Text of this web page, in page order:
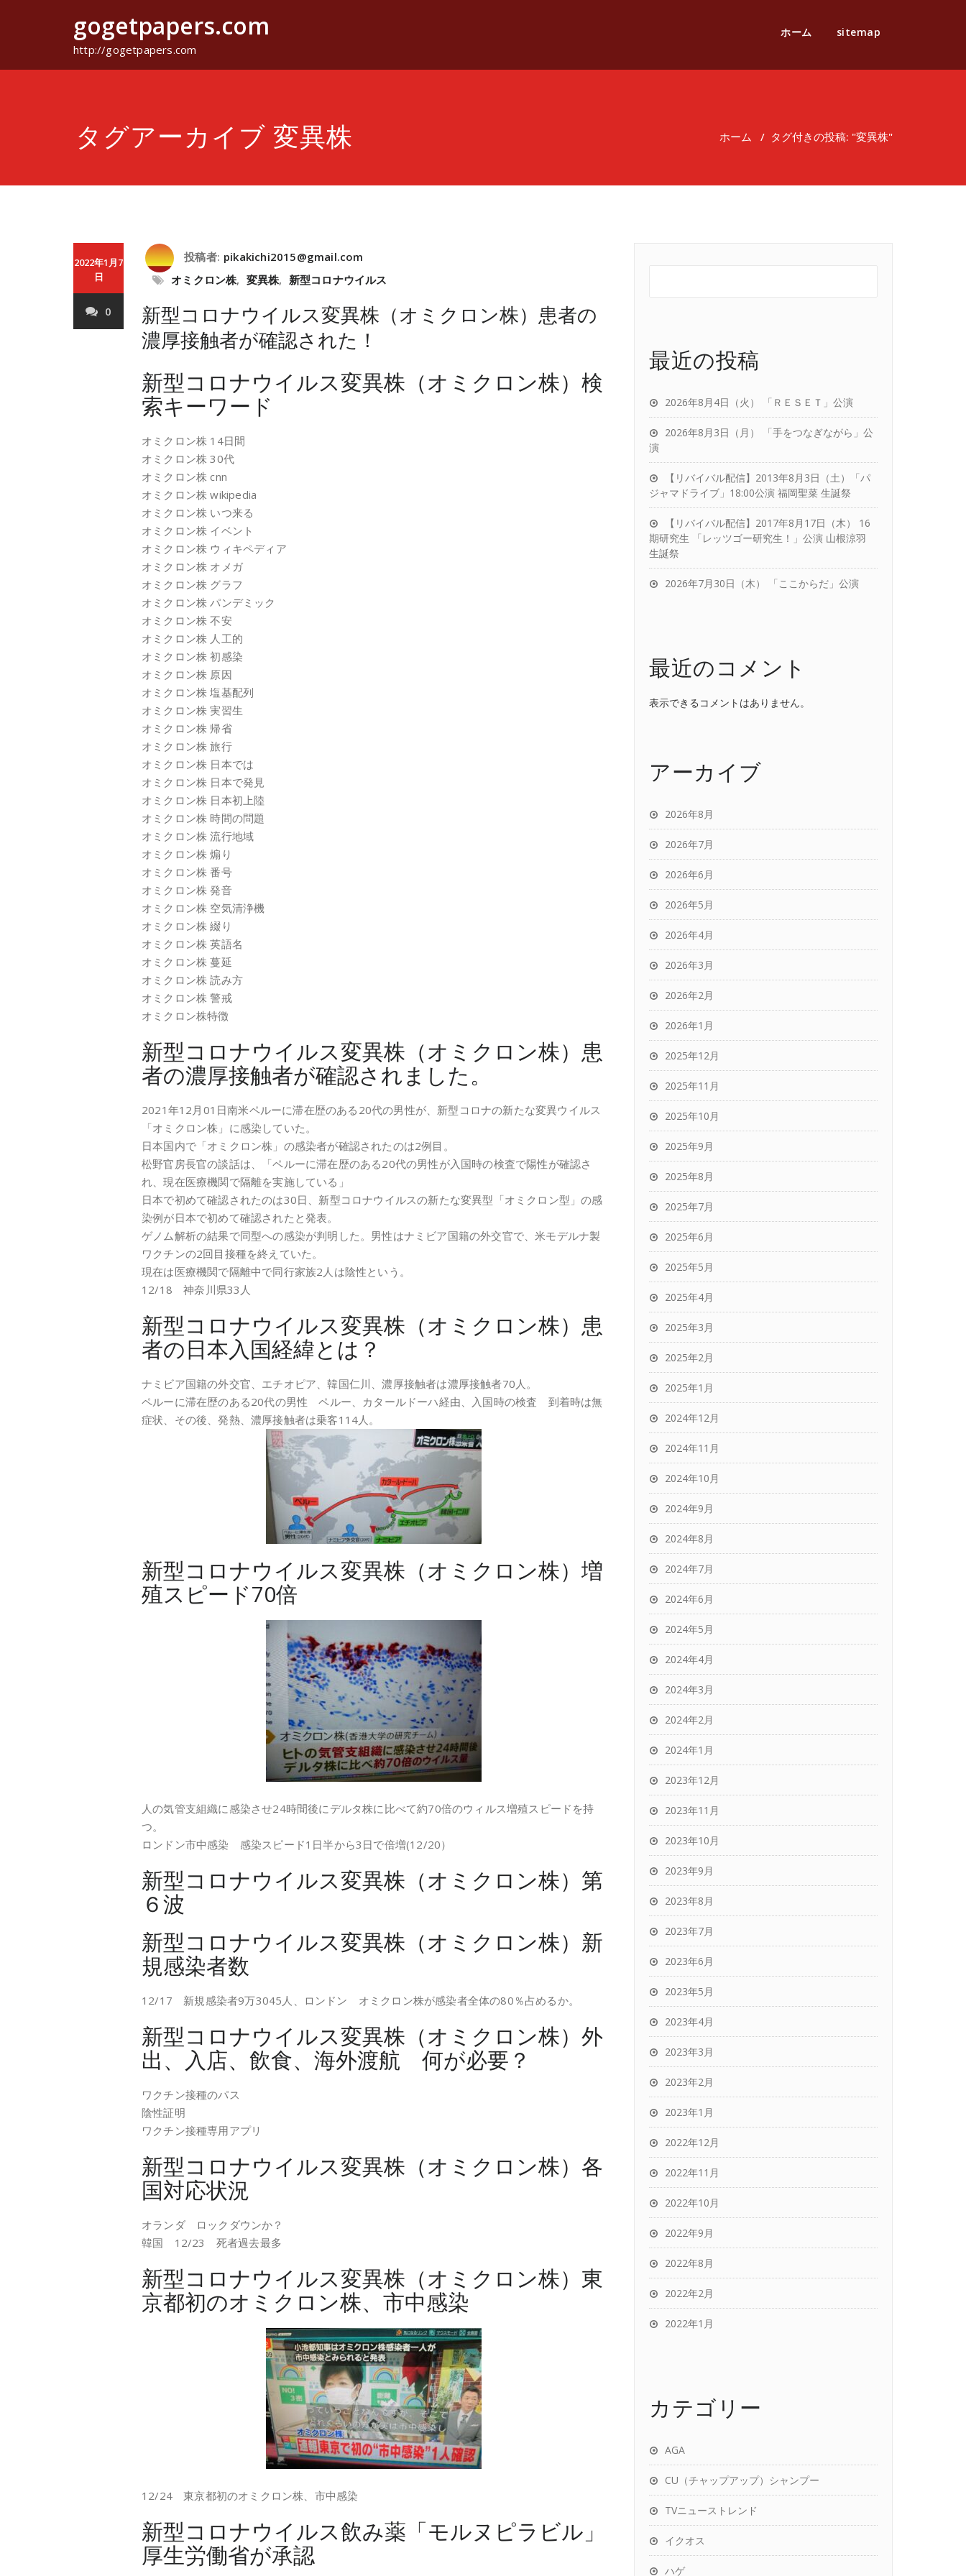
gogetpapers.com
http://gogetpapers.com
ホーム sitemap
タグアーカイブ 変異株 ホーム / タグ付きの投稿: "変異株"
2022年1月7
日
0
投稿者: pikakichi2015@gmail.com
オミクロン株, 変異株, 新型コロナウイルス
新型コロナウイルス変異株（オミクロン株）患者の
濃厚接触者が確認された！
新型コロナウイルス変異株（オミクロン株）検
索キーワード
オミクロン株 14日間
オミクロン株 30代
オミクロン株 cnn
オミクロン株 wikipedia
オミクロン株 いつ来る
オミクロン株 イベント
オミクロン株 ウィキペディア
オミクロン株 オメガ
オミクロン株 グラフ
オミクロン株 パンデミック
オミクロン株 不安
オミクロン株 人工的
オミクロン株 初感染
オミクロン株 原因
オミクロン株 塩基配列
オミクロン株 実習生
オミクロン株 帰省
オミクロン株 旅行
オミクロン株 日本では
オミクロン株 日本で発見
オミクロン株 日本初上陸
オミクロン株 時間の問題
オミクロン株 流行地域
オミクロン株 煽り
オミクロン株 番号
オミクロン株 発音
オミクロン株 空気清浄機
オミクロン株 綴り
オミクロン株 英語名
オミクロン株 蔓延
オミクロン株 読み方
オミクロン株 警戒
オミクロン株特徴
新型コロナウイルス変異株（オミクロン株）患
者の濃厚接触者が確認されました。
2021年12月01日南米ペルーに滞在歴のある20代の男性が、新型コロナの新たな変異ウイルス
「オミクロン株」に感染していた。
日本国内で「オミクロン株」の感染者が確認されたのは2例目。
松野官房長官の談話は、「ペルーに滞在歴のある20代の男性が入国時の検査で陽性が確認さ
れ、現在医療機関で隔離を実施している」
日本で初めて確認されたのは30日、新型コロナウイルスの新たな変異型「オミクロン型」の感
染例が日本で初めて確認されたと発表。
ゲノム解析の結果で同型への感染が判明した。男性はナミビア国籍の外交官で、米モデルナ製
ワクチンの2回目接種を終えていた。
現在は医療機関で隔離中で同行家族2人は陰性という。
12/18 神奈川県33人
新型コロナウイルス変異株（オミクロン株）患
者の日本入国経緯とは？
ナミビア国籍の外交官、エチオピア、韓国仁川、濃厚接触者は濃厚接触者70人。
ペルーに滞在歴のある20代の男性 ペルー、カタールドーハ経由、入国時の検査 到着時は無
症状、その後、発熱、濃厚接触者は乗客114人。
新型コロナウイルス変異株（オミクロン株）増
殖スピード70倍
人の気管支組織に感染させ24時間後にデルタ株に比べて約70倍のウィルス増殖スピードを持
つ。
ロンドン市中感染 感染スピード1日半から3日で倍増(12/20）
新型コロナウイルス変異株（オミクロン株）第
６波
新型コロナウイルス変異株（オミクロン株）新
規感染者数
12/17 新規感染者9万3045人、ロンドン オミクロン株が感染者全体の80％占めるか。
新型コロナウイルス変異株（オミクロン株）外
出、入店、飲食、海外渡航 何が必要？
ワクチン接種のパス
陰性証明
ワクチン接種専用アプリ
新型コロナウイルス変異株（オミクロン株）各
国対応状況
オランダ ロックダウンか？
韓国 12/23 死者過去最多
新型コロナウイルス変異株（オミクロン株）東
京都初のオミクロン株、市中感染
12/24 東京都初のオミクロン株、市中感染
新型コロナウイルス飲み薬「モルヌピラビル」
厚生労働省が承認
最近の投稿
2026年8月4日（火） 「ＲＥＳＥＴ」公演
2026年8月3日（月） 「手をつなぎながら」公
演
【リバイバル配信】2013年8月3日（土）「パ
ジャマドライブ」18:00公演 福岡聖菜 生誕祭
【リバイバル配信】2017年8月17日（木） 16
期研究生 「レッツゴー研究生！」公演 山根涼羽
生誕祭
2026年7月30日（木） 「ここからだ」公演
最近のコメント
表示できるコメントはありません。
アーカイブ
2026年8月
2026年7月
2026年6月
2026年5月
2026年4月
2026年3月
2026年2月
2026年1月
2025年12月
2025年11月
2025年10月
2025年9月
2025年8月
2025年7月
2025年6月
2025年5月
2025年4月
2025年3月
2025年2月
2025年1月
2024年12月
2024年11月
2024年10月
2024年9月
2024年8月
2024年7月
2024年6月
2024年5月
2024年4月
2024年3月
2024年2月
2024年1月
2023年12月
2023年11月
2023年10月
2023年9月
2023年8月
2023年7月
2023年6月
2023年5月
2023年4月
2023年3月
2023年2月
2023年1月
2022年12月
2022年11月
2022年10月
2022年9月
2022年8月
2022年2月
2022年1月
カテゴリー
AGA
CU（チャップアップ）シャンプー
TVニューストレンド
イクオス
ハゲ